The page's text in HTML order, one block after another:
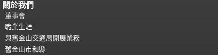
關於我們
董事會
職業生涯
與舊金山交通局開展業務
舊金山市和縣